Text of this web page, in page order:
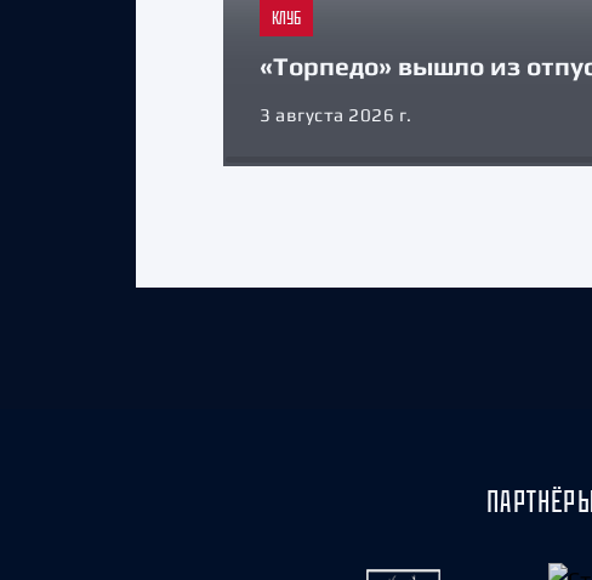
КЛУБ
«Торпедо» вышло из
3 августа 2026 г.